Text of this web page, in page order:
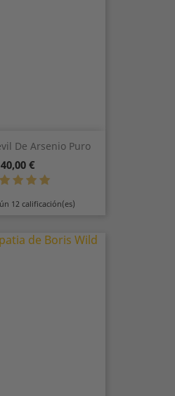
De Arsenio Puro
Precio
40,00 €
12 calificación(es)